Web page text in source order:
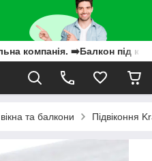
компанія. ➡️Балкон під
та балкони Підвіконня